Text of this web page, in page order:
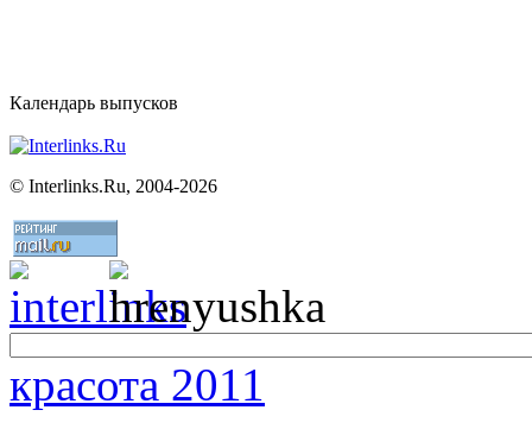
Календарь выпусков
© Interlinks.Ru, 2004-2026
красота 2011